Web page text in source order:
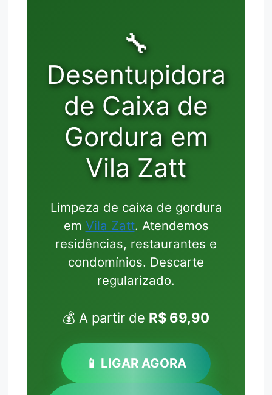
🔧
Desentupidora
de Caixa de
Gordura em
Vila Zatt
Limpeza de caixa de gordura
em Vila Zatt. Atendemos
residências, restaurantes e
condomínios. Descarte
regularizado.
💰 A partir de R$ 69,90
📱 LIGAR AGORA